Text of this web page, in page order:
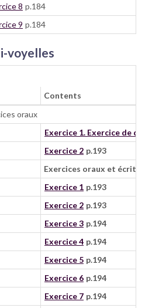
8 p.184
9 p.184
voyelles
Contents
oraux
Exercice 1. Exercice de
Exercice 2 p.193
Exercices oraux et écrits
Exercice 1 p.193
Exercice 2 p.193
Exercice 3 p.194
Exercice 4 p.194
Exercice 5 p.194
Exercice 6 p.194
Exercice 7 p.194